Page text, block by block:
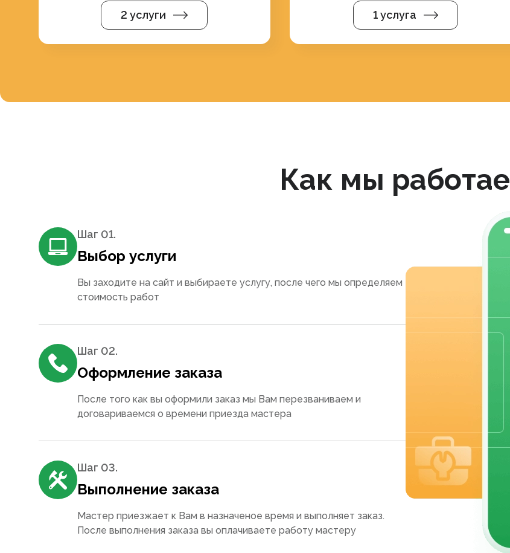
2 услуги 1 услуга
Как мы
Шаг 01.
Выбор услуги
Вы заходите на сайт и выбираете услугу, после чего мы определяем
стоимость работ
Шаг 02.
Оформление заказа
После того как вы оформили заказ мы Вам перезваниваем и
договариваемся о времени приезда мастера
Шаг 03.
Выполнение заказа
Мастер приезжает к Вам в назначеное время и выполняет заказ.
После выполнения заказа вы оплачиваете работу мастеру